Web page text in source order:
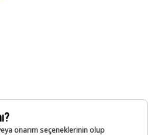
onarım seçeneklerinin olup